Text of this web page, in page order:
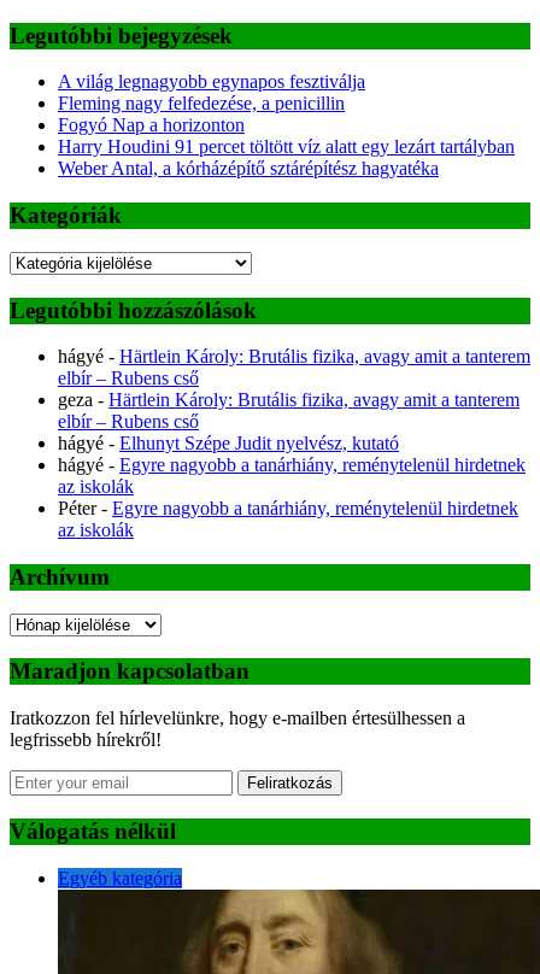
Legutóbbi bejegyzések
A világ legnagyobb egynapos fesztiválja
Fleming nagy felfedezése, a penicillin
Fogyó Nap a horizonton
Harry Houdini 91 percet töltött víz alatt egy lezárt tartályban
Weber Antal, a kórházépítő sztárépítész hagyatéka
Kategóriák
Kategóriák
Legutóbbi hozzászólások
hágyé - Härtlein Károly: Brutális fizika, avagy amit a tanterem
elbír – Rubens cső
geza - Härtlein Károly: Brutális fizika, avagy amit a tanterem
elbír – Rubens cső
hágyé - Elhunyt Szépe Judit nyelvész, kutató
hágyé - Egyre nagyobb a tanárhiány, reménytelenül hirdetnek
az iskolák
Péter- Egyre nagyobb a tanárhiány, reménytelenül hirdetnek
az iskolák
Archívum
Archívum
Maradjon kapcsolatban
Iratkozzon fel hírlevelünkre, hogy e-mailben értesülhessen a
legfrissebb hírekről!
Feliratkozás
Válogatás nélkül
Egyéb kategória